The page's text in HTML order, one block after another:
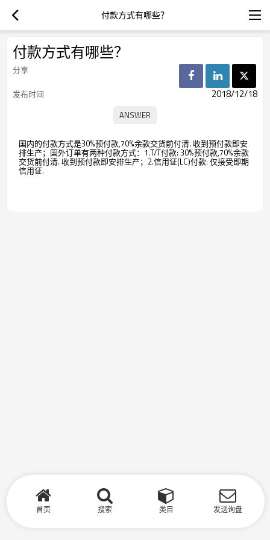
付款方式有哪些？
付款方式有哪些？
分享
发布时间
2018/12/18
国内的付款方式是30%预付款,70%余款交货前付清. 收到预付款即安
排生产；国外订单有两种付款方式：1.T/T付款: 30%预付款,70%余款
交货前付清. 收到预付款即安排生产；2.信用证(LC)付款: 仅接受即期
信用证.
首页 搜索 类目 发送询盘